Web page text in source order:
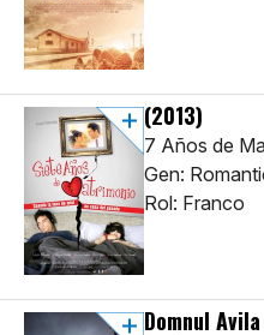
(2013)
7 Años de
Gen:
Rol: Franco
Domnul Avila